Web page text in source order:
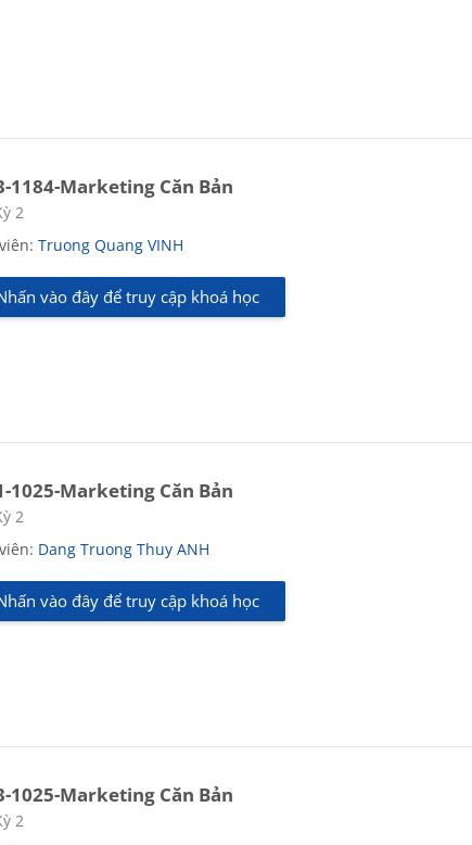
1184-Marketing Căn Bản
khóa học
2
Truong Quang VINH
vào đây để truy cập khoá học
1025-Marketing Căn Bản
khóa học
2
Dang Truong Thuy ANH
vào đây để truy cập khoá học
1025-Marketing Căn Bản
khóa học
2